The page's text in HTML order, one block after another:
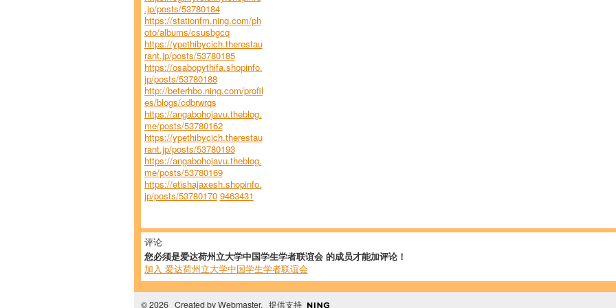
.jp/posts/53780184
https://stationfm.ning.com/ph
oto/albums/csusbgcq
https://ypethibycich.therestau
rant.jp/posts/53780185
https://osabopythifa.shopinfo.
jp/posts/53780188
http://beterhbo.ning.com/profil
es/blogs/cdbrwrqs
https://angabohojavu.theblog.
me/posts/53780162
https://ypethibycich.therestau
rant.jp/posts/53780193
https://angabohojavu.theblog.
me/posts/53780169
https://etishajaxesh.shopinfo.
jp/posts/53780170 9463431
评论
您必须是爱达荷州立大学中国学生学者联谊会 的成员才能加评论！
加入 爱达荷州立大学中国学生学者联谊会
© 2026 Created byWebmaster. 提供支持